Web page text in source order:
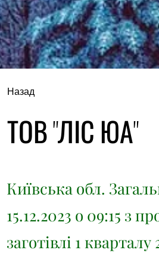
Назад
ТОВ "ЛІС ЮА"
Київська обл.
15.12.2023 о 09:15 з
заготівлі 1